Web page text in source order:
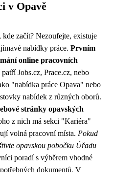
v Opavě
začít? Nezoufejte, existuje
nabídky práce. Prvním
online pracovních
Jobs.cz, Prace.cz, nebo
"nabídka práce Opava" nebo
nabídek z různých oborů.
stránky opavských
z nich má sekci "Kariéra"
volná pracovní místa. Pokud
opavskou pobočku Úřadu
poradí s výběrem vhodné
dokumentů. V